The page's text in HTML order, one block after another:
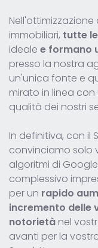
immobiliari, tutte
ideale e formano
presso la nostra
un'unica fonte e
mirato in linea con
qualità dei nostri
In definitiva, con il
convinciamo solo
algoritmi di
complessivo
per un rapido
incremento delle
notorietà nel
avanti per la